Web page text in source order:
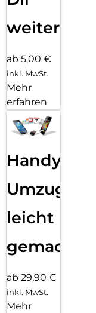
weiter
ab 5,00 €
inkl. MwSt.
Mehr
erfahren
Handy
Umzug
leicht
gemacht!
ab 29,90 €
inkl. MwSt.
Mehr